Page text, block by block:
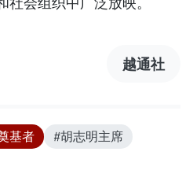
越通社
基者
#胡志明主席